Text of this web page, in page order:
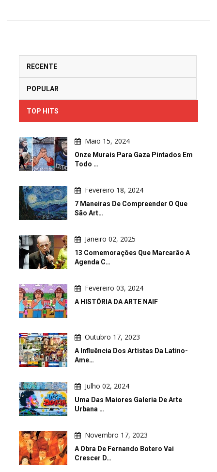
RECENTE
POPULAR
TOP HITS
Maio 15, 2024
Onze Murais Para Gaza Pintados Em
Todo …
Fevereiro 18, 2024
7 Maneiras De Compreender O Que
São Art…
Janeiro 02, 2025
13 Comemorações Que Marcarão A
Agenda C…
Fevereiro 03, 2024
A HISTÓRIA DA ARTE NAIF
Outubro 17, 2023
A Influência Dos Artistas Da Latino-
Ame…
Julho 02, 2024
Uma Das Maiores Galeria De Arte
Urbana …
Novembro 17, 2023
A Obra De Fernando Botero Vai
Crescer D…